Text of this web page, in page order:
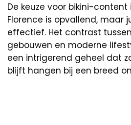
De keuze voor bikini-
Florence is opvallend, maar
effectief. Het contrast
gebouwen en moderne
een intrigerend geheel dat
blijft hangen bij een breed